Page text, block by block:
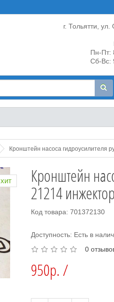
г. Тольятти,
Пн-Пт:
Сб-Вс:
Кронштейн насоса гидроусилителя
хит
Кронштейн
21214 инжектор
Код товара: 701372130
Доступность: Есть в
0
950р. /